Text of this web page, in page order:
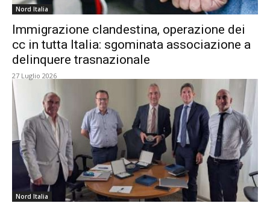
Nord Italia
Immigrazione clandestina, operazione dei
cc in tutta Italia: sgominata associazione a
delinquere trasnazionale
27 Luglio 2026
Nord Italia